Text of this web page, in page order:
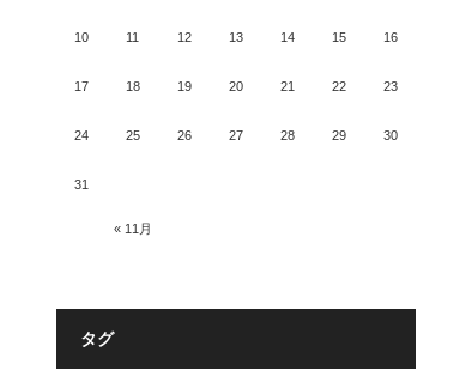
« 11月
10 11 12 13 14 15 16
17 18 19 20 21 22 23
24 25 26 27 28 29 30
31
タグ